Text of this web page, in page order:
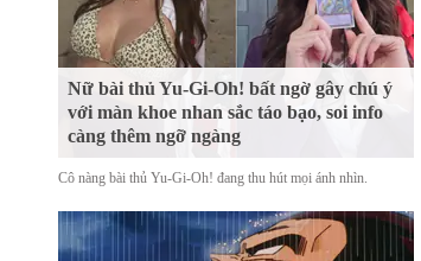
Nữ bài thủ Yu-Gi-Oh! bất ngờ gây chú ý
với màn khoe nhan sắc táo bạo, soi info
càng thêm ngỡ ngàng
Cô nàng bài thủ Yu-Gi-Oh! đang thu hút mọi ánh nhìn.